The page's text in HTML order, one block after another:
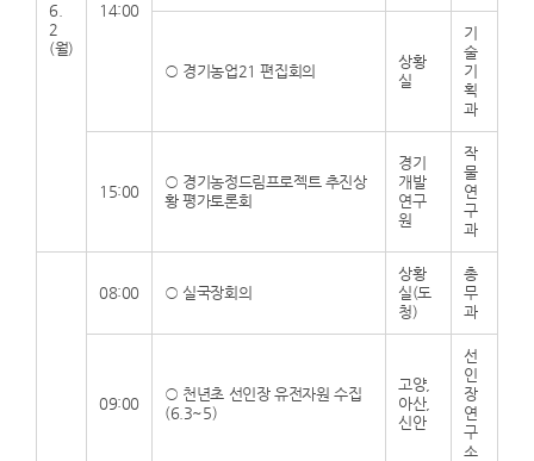
6.
2
(월)
14:00
○ 경기농업21 편집회의
상황
실
기
술
기
획
과
15:00
○ 경기농정드림프로젝트 추진상
황 평가토론회
경기
개발
연구
원
작
물
연
구
과
08:00 ○ 실국장회의
상황
실(도
청)
총
무
과
09:00
○ 천년초 선인장 유전자원 수집
(6.3~5)
고양,
아산,
신안
선
인
장
연
구
소